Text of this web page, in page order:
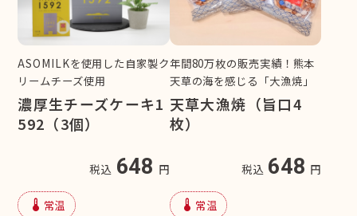
ASOMILKを使用した自家製ク
リームチーズ使用
濃厚生チーズケーキ1
592（3個）
税込 648 円
device_thermostat 常温
年間80万枚の販売実績！熊本
天草の海を感じる「大漁焼」
天草大漁焼（旨口4
枚）
税込 648 円
device_thermostat 常温